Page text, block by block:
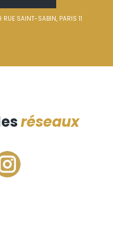
RUE SAINT-SABIN, PARIS 11
réseaux